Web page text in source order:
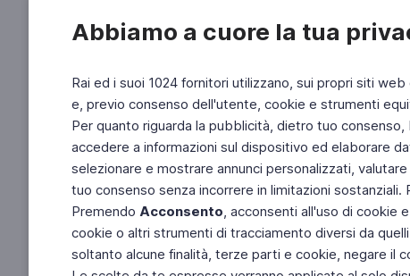
Abbiamo a cuore la tua
Rai ed i suoi 1024 fornitori utilizzano, sui propri siti
e, previo consenso dell'utente, cookie e strumenti
Per quanto riguarda la pubblicità, dietro tuo
accedere a informazioni sul dispositivo ed elaborare
selezionare e mostrare annunci personalizzati,
tuo consenso senza incorrere in limitazioni sostanziali.
Premendo Acconsento, acconsenti all'uso di cookie
cookie o altri strumenti di tracciamento diversi da
soltanto alcune finalità, terze parti e cookie, negare il